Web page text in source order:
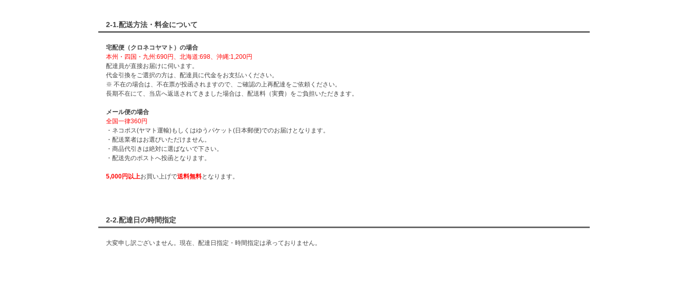
2-1.配送方法・料金について
宅配便（クロネコヤマト）の場合
本州・四国・九州:690円、北海道:698、沖縄:1,200円
配達員が直接お届けに伺います。
代金引換をご選択の方は、配達員に代金をお支払いください。
※ 不在の場合は、不在票が投函されますので、ご確認の上再配達をご依頼ください。
長期不在にて、当店へ返送されてきました場合は、配送料（実費）をご負担いただきます。
メール便の場合
全国一律360円
・ネコポス(ヤマト運輸)もしくはゆうパケット(日本郵便)でのお届けとなります。
・配送業者はお選びいただけません。
・商品代引きは絶対に選ばないで下さい。
・配送先のポストへ投函となります。
5,000円以上お買い上げで送料無料となります。
2-2.配達日の時間指定
大変申し訳ございません。現在、配達日指定・時間指定は承っておりません。